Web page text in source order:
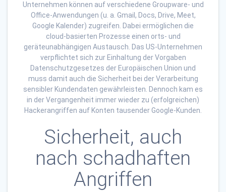
Unternehmen können auf verschiedene Groupware- und
Office-Anwendungen (u. a. Gmail, Docs, Drive, Meet,
Google Kalender) zugreifen. Dabei ermöglichen die
cloud-basierten Prozesse einen orts- und
geräteunabhängigen Austausch. Das US-Unternehmen
verpflichtet sich zur Einhaltung der Vorgaben
Datenschutzgesetzes der Europäischen Union und
muss damit auch die Sicherheit bei der Verarbeitung
sensibler Kundendaten gewährleisten. Dennoch kam es
in der Vergangenheit immer wieder zu (erfolgreichen)
Hackerangriffen auf Konten tausender Google-Kunden.
Sicherheit, auch
nach schadhaften
Angriffen